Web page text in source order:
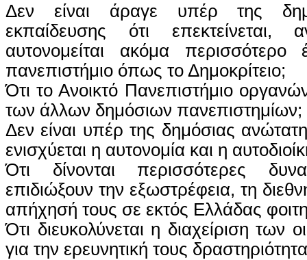
Δεν είναι άραγε υπέρ της
εκπαίδευσης ότι επεκτείνεται,
αυτονομείται ακόμα περισσότερο
πανεπιστήμιο όπως το Δημοκρίτειο;
Ότι το Ανοικτό Πανεπιστήμιο
των άλλων δημόσιων πανεπιστημίων;
Δεν είναι υπέρ της δημόσιας
ενισχύεται η αυτονομία και η
Ότι δίνονται περισσότερες
επιδιώξουν την εξωστρέφεια, τη
απήχησή τους σε εκτός Ελλάδας
Ότι διευκολύνεται η διαχείριση των
για την ερευνητική τους